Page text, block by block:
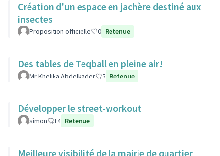
Création d'un espace en jachère destiné aux
insectes
Proposition officielle 0 Retenue
Des tables de Teqball en pleine air!
Mr Khelika Abdelkader 5 Retenue
Développer le street-workout
simon 14 Retenue
Meilleure visibilité de la mairie de quartier